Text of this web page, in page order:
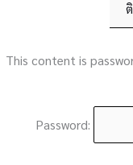
This content is
Password: